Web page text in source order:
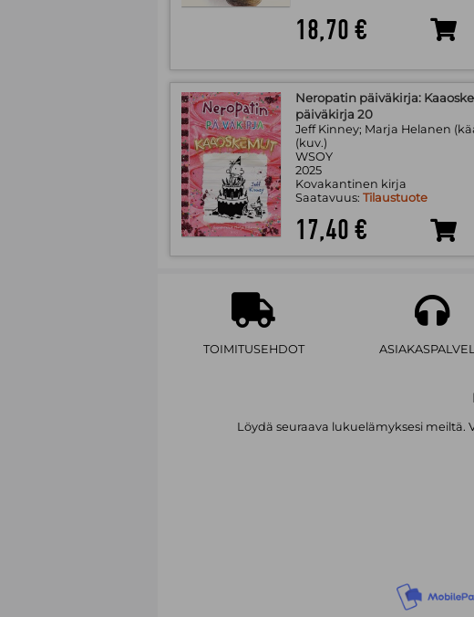
18,70 €
Neropatin päiväkirja:
päiväkirja 20
Jeff Kinney; Marja Helanen
(kuv.)
WSOY
2025
Kovakantinen kirja
Saatavuus:Tilaustuote
17,40 €
TOIMITUSEHDOT
Löydä seuraava lukuelämyksesi